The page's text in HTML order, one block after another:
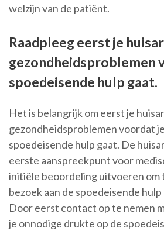
welzijn van de patiënt.
Raadpleeg eerst je
gezondheidsproblemen
spoedeisende hulp gaat.
Het is belangrijk om eerst je
gezondheidsproblemen voordat
spoedeisende hulp gaat. De
eerste aanspreekpunt voor
initiële beoordeling uitvoeren om
bezoek aan de spoedeisende
Door eerst contact op te nemen
je onnodige drukte op de